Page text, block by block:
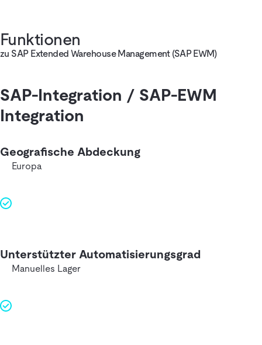
Funktionen
zu SAP Extended Warehouse Management (SAP EWM)
SAP-Integration / SAP-EWM
Integration
Geografische Abdeckung
Europa
Unterstützter Automatisierungsgrad
Manuelles Lager